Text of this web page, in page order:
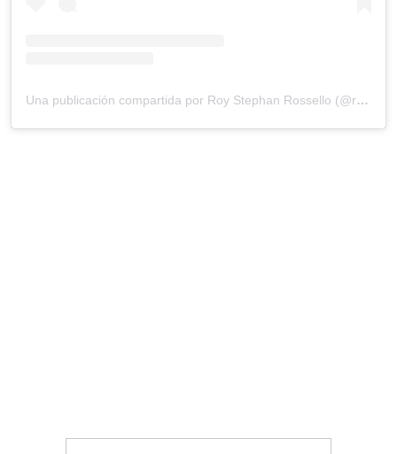
Una publicación compartida por Roy Stephan Rossello (@royrossellooficial)